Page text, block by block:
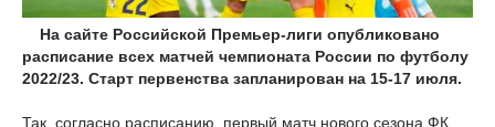
На сайте Российской Премьер-лиги опубликовано
расписание всех матчей чемпионата России по футболу
2022/23. Старт первенства запланирован на 15-17 июля.
Так, согласно расписанию, первый матч нового сезона ФК